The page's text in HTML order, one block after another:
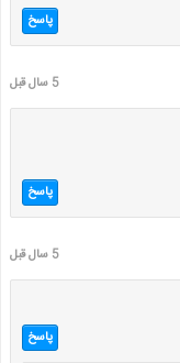
پاسخ
5 سال قبل
پاسخ
5 سال قبل
پاسخ